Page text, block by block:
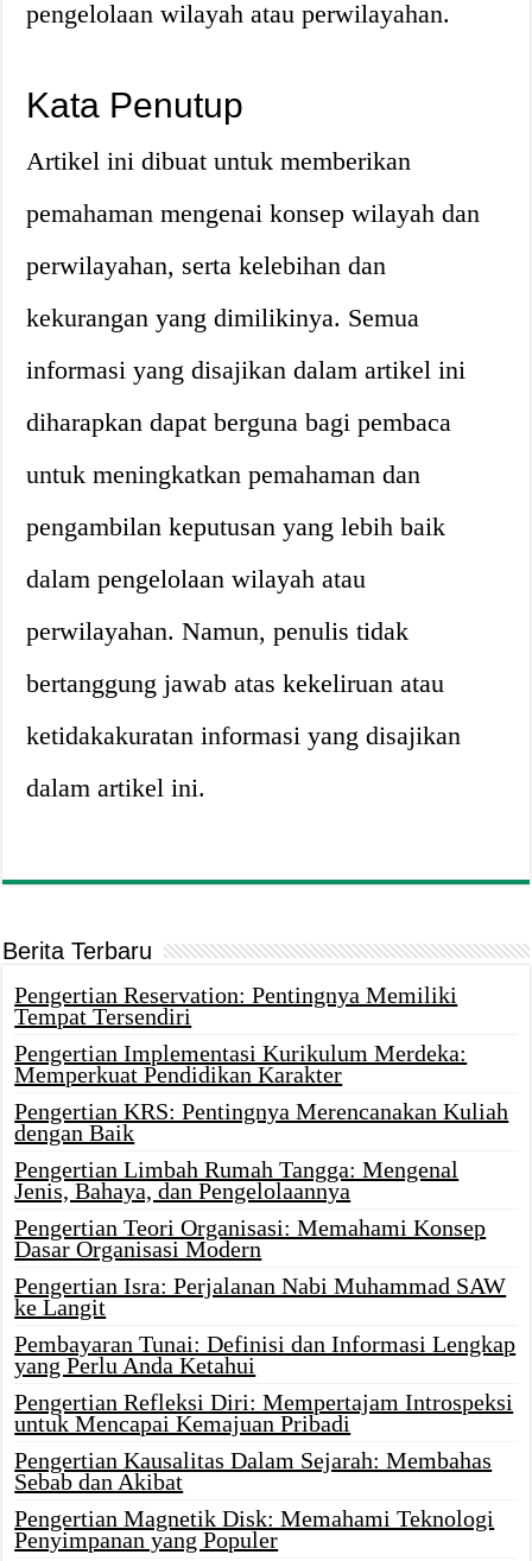
pengelolaan wilayah atau perwilayahan.
Kata Penutup
Artikel ini dibuat untuk memberikan
pemahaman mengenai konsep wilayah dan
perwilayahan, serta kelebihan dan
kekurangan yang dimilikinya. Semua
informasi yang disajikan dalam artikel ini
diharapkan dapat berguna bagi pembaca
untuk meningkatkan pemahaman dan
pengambilan keputusan yang lebih baik
dalam pengelolaan wilayah atau
perwilayahan. Namun, penulis tidak
bertanggung jawab atas kekeliruan atau
ketidakakuratan informasi yang disajikan
dalam artikel ini.
Berita Terbaru
Pengertian Reservation: Pentingnya Memiliki
Tempat Tersendiri
Pengertian Implementasi Kurikulum Merdeka:
Memperkuat Pendidikan Karakter
Pengertian KRS: Pentingnya Merencanakan Kuliah
dengan Baik
Pengertian Limbah Rumah Tangga: Mengenal
Jenis, Bahaya, dan Pengelolaannya
Pengertian Teori Organisasi: Memahami Konsep
Dasar Organisasi Modern
Pengertian Isra: Perjalanan Nabi Muhammad SAW
ke Langit
Pembayaran Tunai: Definisi dan Informasi Lengkap
yang Perlu Anda Ketahui
Pengertian Refleksi Diri: Mempertajam Introspeksi
untuk Mencapai Kemajuan Pribadi
Pengertian Kausalitas Dalam Sejarah: Membahas
Sebab dan Akibat
Pengertian Magnetik Disk: Memahami Teknologi
Penyimpanan yang Populer